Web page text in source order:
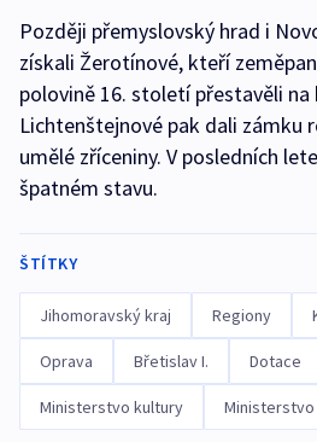
Později přemyslovský hrad i
získali Žerotínové, kteří
polovině 16. století přestavěli na
Lichtenštejnové pak dali zámku
umělé zříceniny. V posledních
špatném stavu.
ŠTÍTKY
Jihomoravský kraj Regiony
Oprava Břetislav I. Dotace
Ministerstvo kultury